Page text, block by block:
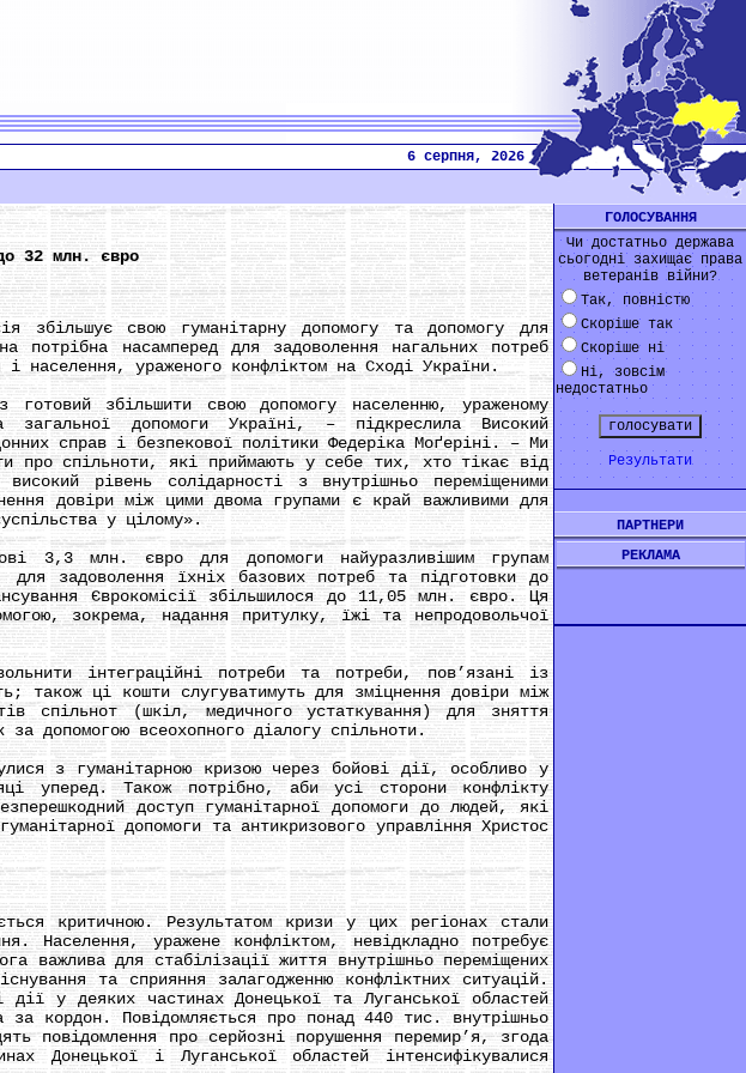
6 серпня, 2026
32 млн. євро
свою гуманітарну допомогу та допомогу для
потрібна насамперед для задоволення нагальних потреб
і населення, ураженого конфліктом на Сході України.
збільшити свою допомогу населенню, ураженому
загальної допомоги Україні, – підкреслила Високий
справ і безпекової політики Федеріка Моґеріні. – Ми
про спільноти, які приймають у себе тих, хто тікає від
високий рівень солідарності з внутрішньо переміщеними
довіри між цими двома групами є край важливими для
у цілому».
млн. євро для допомоги найуразливішим групам
задоволення їхніх базових потреб та підготовки до
Єврокомісії збільшилося до 11,05 млн. євро. Ця
зокрема, надання притулку, їжі та непродовольчої
інтеграційні потреби та потреби, пов’язані із
також ці кошти слугуватимуть для зміцнення довіри між
спільнот (шкіл, медичного устаткування) для зняття
допомогою всеохопного діалогу спільноти.
з гуманітарною кризою через бойові дії, особливо у
уперед. Також потрібно, аби усі сторони конфлікту
доступ гуманітарної допомоги до людей, які
допомоги та антикризового управління Христос
критичною. Результатом кризи у цих регіонах стали
Населення, уражене конфліктом, невідкладно потребує
важлива для стабілізації життя внутрішньо переміщених
та сприяння залагодженню конфліктних ситуацій.
у деяких частинах Донецької та Луганської областей
за кордон. Повідомляється про понад 440 тис. внутрішньо
повідомлення про серйозні порушення перемир’я, згода
Донецької і Луганської областей інтенсифікувалися
ГОЛОСУВАННЯ
Чи достатньо держава
сьогодні захищає права
ветеранів війни?
Так, повністю
Скоріше так
Скоріше ні
Ні, зовсім
недостатньо
Результати
ПАРТНЕРИ
РЕКЛАМА